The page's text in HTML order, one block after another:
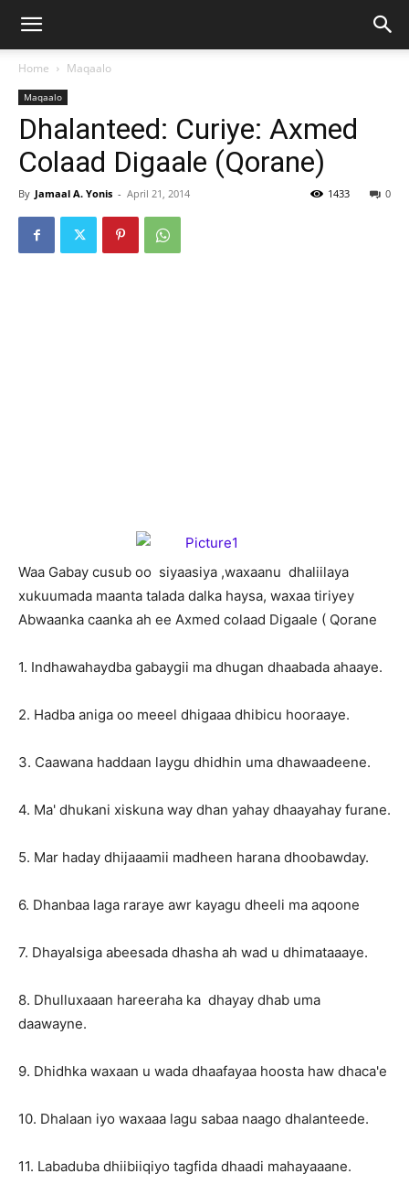
Home Maqaalo
Maqaalo
Dhalanteed: Curiye: Axmed
Colaad Digaale (Qorane)
By Jamaal A. Yonis - April 21, 2014 0
1433
Waa Gabay cusub oo siyaasiya ,waxaanu dhaliilaya
xukuumada maanta talada dalka haysa, waxaa tiriyey
Abwaanka caanka ah ee Axmed colaad Digaale ( Qorane
1. Indhawahaydba gabaygii ma dhugan dhaabada ahaaye.
2. Hadba aniga oo meeel dhigaaa dhibicu hooraaye.
3. Caawana haddaan laygu dhidhin uma dhawaadeene.
4. Ma' dhukani xiskuna way dhan yahay dhaayahay furane.
5. Mar haday dhijaaamii madheen harana dhoobawday.
6. Dhanbaa laga raraye awr kayagu dheeli ma aqoone
7. Dhayalsiga abeesada dhasha ah wad u dhimataaaye.
8. Dhulluxaaan hareeraha ka dhayay dhab uma
daawayne.
9. Dhidhka waxaan u wada dhaafayaa hoosta haw dhaca'e
10. Dhalaan iyo waxaaa lagu sabaa naago dhalanteede.
11. Labaduba dhiibiiqiyo tagfida dhaadi mahayaaane.